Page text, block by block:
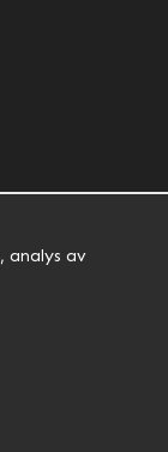
OUTDOOR
analys av